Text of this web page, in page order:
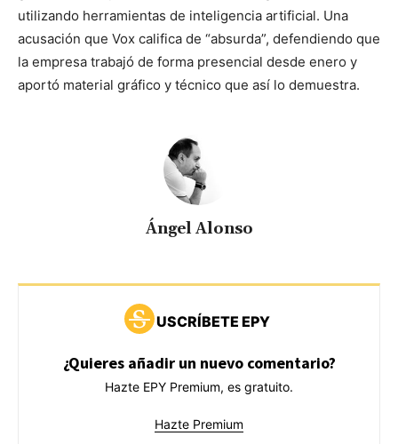
utilizando herramientas de inteligencia artificial. Una
acusación que Vox califica de “absurda”, defendiendo que
la empresa trabajó de forma presencial desde enero y
aportó material gráfico y técnico que así lo demuestra.
Ángel Alonso
USCRÍBETE EPY
¿Quieres añadir un nuevo comentario?
Hazte EPY Premium, es gratuito.
Hazte Premium